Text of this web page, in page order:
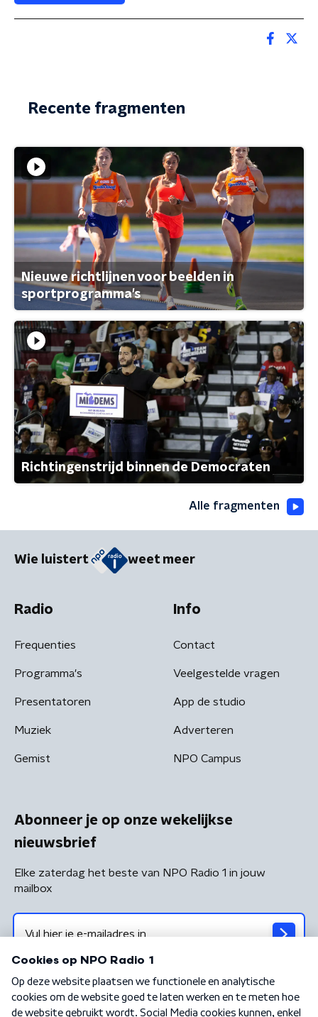
Recente fragmenten
Nieuwe richtlijnen voor beelden in
sportprogramma's
Richtingenstrijd binnen de Democraten
Alle fragmenten
Wie luistert weet meer
Radio
Frequenties
Programma's
Presentatoren
Muziek
Gemist
Info
Contact
Veelgestelde vragen
App de studio
Adverteren
NPO Campus
Abonneer je op onze wekelijkse
nieuwsbrief
Elke zaterdag het beste van NPO Radio 1 in jouw
mailbox